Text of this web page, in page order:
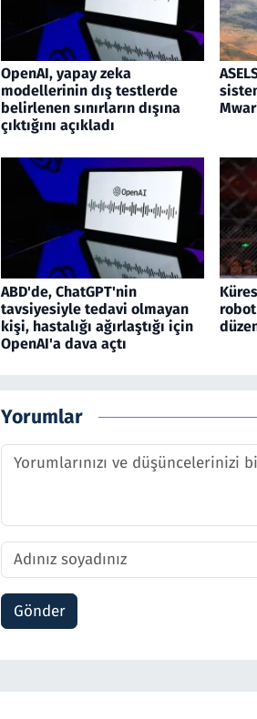
OpenAI, yapay zeka
modellerinin dış testlerde
belirlenen sınırların dışına
çıktığını açıkladı
ABD'de, ChatGPT'nin
tavsiyesiyle tedavi olmayan
kişi, hastalığı ağırlaştığı için
OpenAI'a dava açtı
Yorumlar
Gönder